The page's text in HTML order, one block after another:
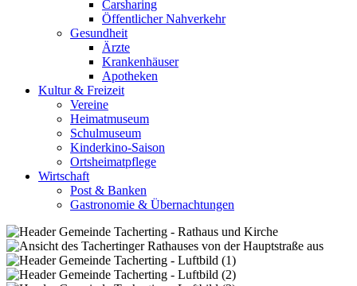
Carsharing
Öffentlicher Nahverkehr
Gesundheit
Ärzte
Krankenhäuser
Apotheken
Kultur & Freizeit
Vereine
Heimatmuseum
Schulmuseum
Kinderkino-Saison
Ortsheimatpflege
Wirtschaft
Post & Banken
Gastronomie & Übernachtungen